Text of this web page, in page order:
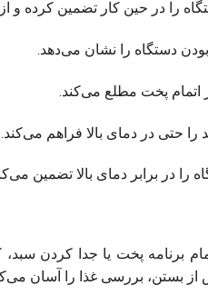
را در حین کار تضمین کرده و
اتمام پخت مطلع می‌کند.
حتی در دمای بالا فراهم می‌کند.
در برابر دمای بالا تضمین
برنامه پخت یا جدا کردن
بستن، بررسی غذا را آسان